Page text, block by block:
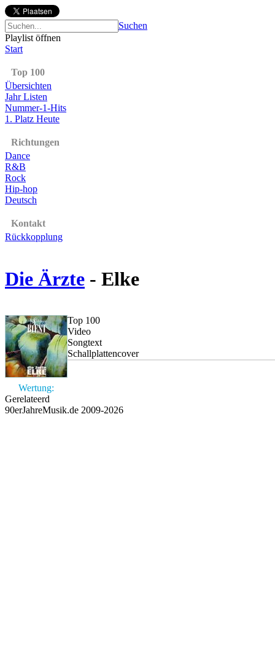
Suchen
Playlist öffnen
Start
Top 100
Übersichten
Jahr Listen
Nummer-1-Hits
1. Platz Heute
Richtungen
Dance
R&B
Rock
Hip-hop
Deutsch
Kontakt
Rückkopplung
Die Ärzte - Elke
Wertung:
Top 100
Video
Songtext
Schallplattencover
Gerelateerd
90erJahreMusik.de 2009-2026